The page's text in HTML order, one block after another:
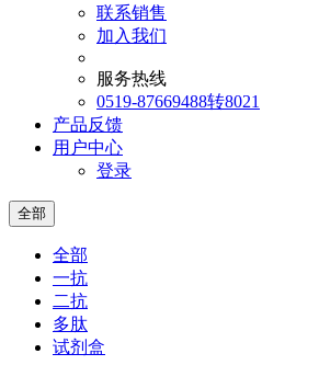
联系销售
加入我们
服务热线
0519-87669488转8021
产品反馈
用户中心
登录
全部
全部
一抗
二抗
多肽
试剂盒